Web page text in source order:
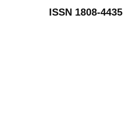
ISSN 1808-4435